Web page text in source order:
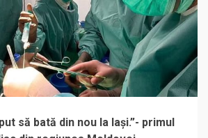
să bată din nou la Iași.”- primul